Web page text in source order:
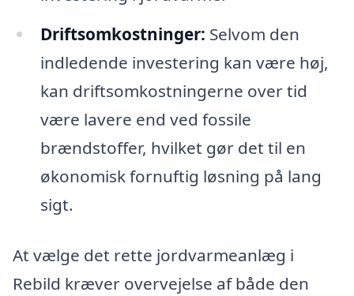
Driftsomkostninger: Selvom den
indledende investering kan være høj,
kan driftsomkostningerne over tid
være lavere end ved fossile
brændstoffer, hvilket gør det til en
økonomisk fornuftig løsning på lang
sigt.
At vælge det rette jordvarmeanlæg i
Rebild kræver overvejelse af både den